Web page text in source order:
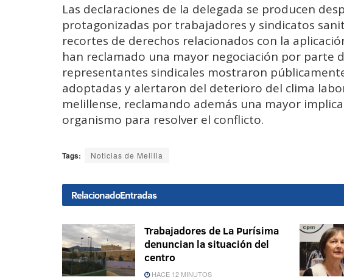
Las declaraciones de la delegada se producen
protagonizadas por trabajadores y sindicatos
recortes de derechos relacionados con la
han reclamado una mayor negociación por parte
representantes sindicales mostraron
adoptadas y alertaron del deterioro del clima
melillense, reclamando además una mayor
organismo para resolver el conflicto.
Tags: Noticias de Melilla
RelacionadoEntradas
Trabajadores de La Purísima
denuncian la situación del
centro
HACE 12 MINUTOS